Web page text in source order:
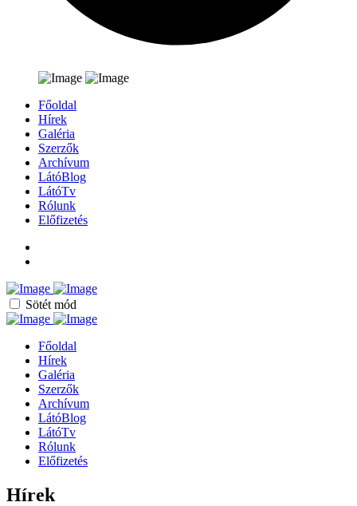
Főoldal
Hírek
Galéria
Szerzők
Archívum
LátóBlog
LátóTv
Rólunk
Előfizetés
Sötét mód
Főoldal
Hírek
Galéria
Szerzők
Archívum
LátóBlog
LátóTv
Rólunk
Előfizetés
Hírek